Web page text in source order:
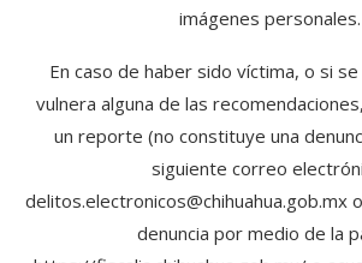
imágenes personales.
En caso de haber sido víctima, o si
vulnera alguna de las
un reporte (no constituye una
siguiente correo
delitos.electronicos@chihuahua.gob.mx
denuncia por medio de la